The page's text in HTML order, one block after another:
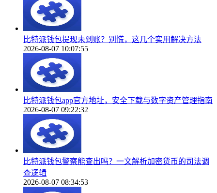
比特派钱包提现未到账？别慌，这几个实用解决方法
2026-08-07 10:07:55
比特派钱包app官方地址，安全下载与数字资产管理指南
2026-08-07 09:22:32
比特派钱包警察能查出吗？一文解析加密货币的司法调
查逻辑
2026-08-07 08:34:53